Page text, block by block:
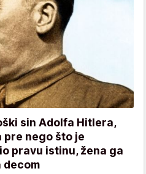
sin Adolfa Hitlera,
pre nego što je
pravu istinu, žena ga
decom